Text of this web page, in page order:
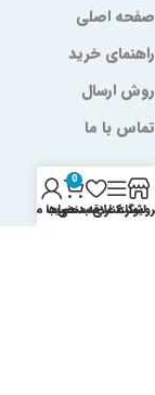
صفحه اصلی
راهنمای خرید
روش ارسال
تماس با ما
نوار کناری
لیست علاقه‌مندی‌ها
0
سبد خرید
حساب من